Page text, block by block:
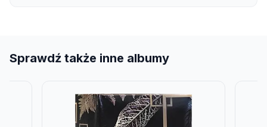
Sprawdź także inne albumy